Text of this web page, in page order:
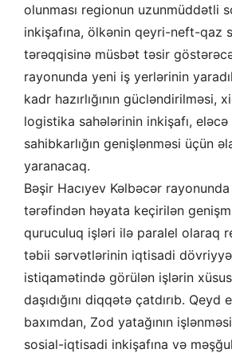
olunması regionun uzunmüddətli
inkişafına, ölkənin qeyri-neft-qaz
tərəqqisinə müsbət təsir
rayonunda yeni iş yerlərinin
kadr hazırlığının gücləndirilməsi,
logistika sahələrinin inkişafı,
sahibkarlığın genişlənməsi üçün
yaranacaq.
Bəşir Hacıyev Kəlbəcər
tərəfindən həyata keçirilən
quruculuq işləri ilə paralel olaraq
təbii sərvətlərinin iqtisadi
istiqamətində görülən işlərin
daşıdığını diqqətə çatdırıb. Qeyd
baxımdan, Zod yatağının
sosial-iqtisadi inkişafına və